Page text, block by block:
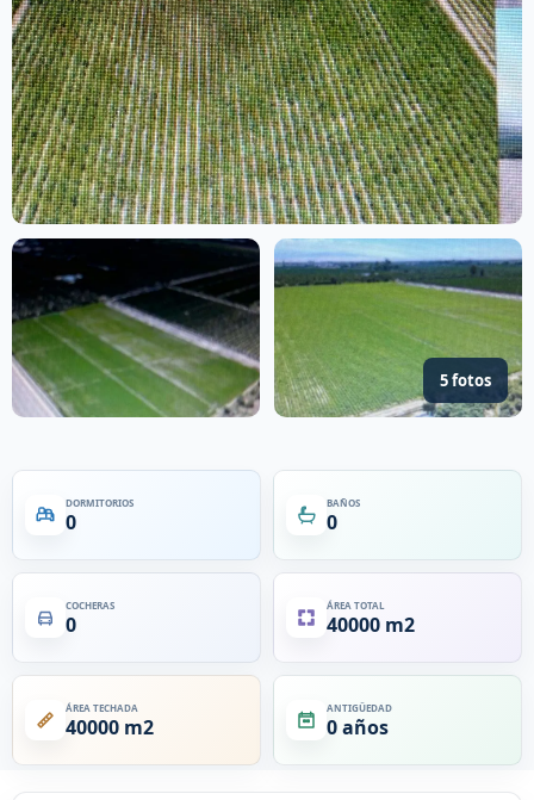
5 fotos
DORMITORIOS
0
BAÑOS
0
COCHERAS
0
ÁREA TOTAL
40000 m2
ÁREA TECHADA
40000 m2
ANTIGÜEDAD
0 años